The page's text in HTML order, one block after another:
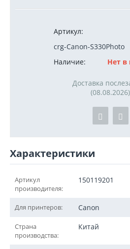
Артикул:
crg-Canon-S330Photo
Наличие:
Нет в
Доставка
(08.08.2026)
Характеристики
Артикул
производителя:
150119201
Для принтеров: Canon
Страна
производства:
Китай